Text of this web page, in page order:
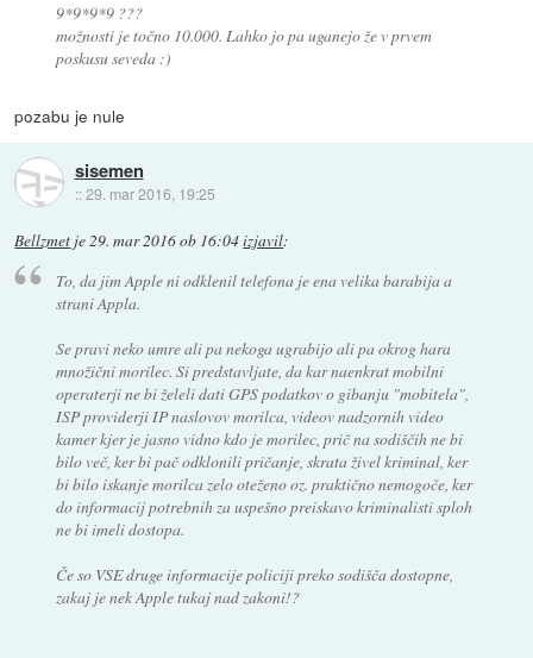
9*9*9*9 ???
možnosti je točno 10.000. Lahko jo pa uganejo že v prvem
poskusu seveda :)
pozabu je nule
sisemen
::29. mar 2016, 19:25
Bellzmet je29. mar 2016 ob 16:04izjavil:
To, da jim Apple ni odklenil telefona je ena velika barabija a
strani Appla.
Se pravi neko umre ali pa nekoga ugrabijo ali pa okrog hara
množični morilec. Si predstavljate, da kar naenkrat mobilni
operaterji ne bi želeli dati GPS podatkov o gibanju "mobitela",
ISP providerji IP naslovov morilca, videov nadzornih video
kamer kjer je jasno vidno kdo je morilec, prič na sodiščih ne bi
bilo več, ker bi pač odklonili pričanje, skrata živel kriminal, ker
bi bilo iskanje morilca zelo oteženo oz. praktično nemogoče, ker
do informacij potrebnih za uspešno preiskavo kriminalisti sploh
ne bi imeli dostopa.
Če so VSE druge informacije policiji preko sodišča dostopne,
zakaj je nek Apple tukaj nad zakoni!?